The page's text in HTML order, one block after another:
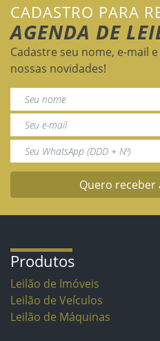
CADASTRO PARA
AGENDA DE
Cadastre seu nome, e-mail
nossas novidades!
Quero receber
Produtos
Leilão de Imóveis
Leilão de Veículos
Leilão de Máquinas